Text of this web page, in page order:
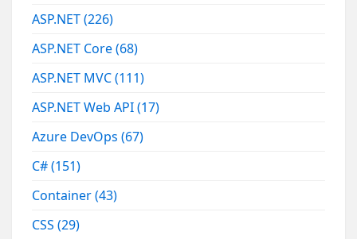
ASP.NET(226)
ASP.NET Core(68)
ASP.NET MVC(111)
ASP.NET Web API(17)
Azure DevOps(67)
C#(151)
Container(43)
CSS(29)